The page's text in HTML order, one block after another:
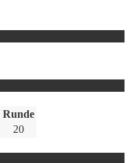
Runde
20